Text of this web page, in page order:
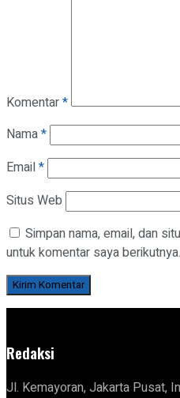
Komentar*
Nama*
Email*
Situs Web
Simpan nama, email, dan
untuk komentar saya berikutnya.
Redaksi
Jl. Kemayoran, Jakarta Pusat,